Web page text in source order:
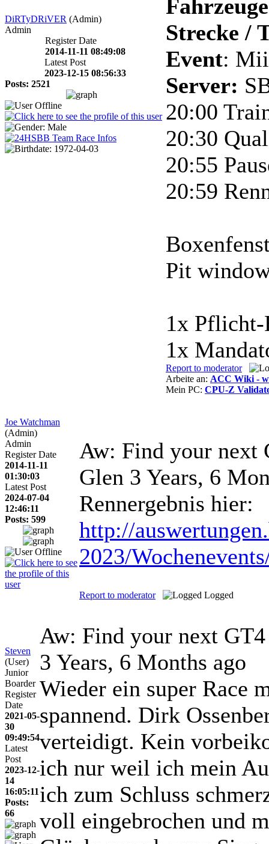
DiRTyDRiVER (Admin)
Admin
Register Date
2014-11-11 08:49:08
Latest Post
2023-12-15 08:56:33
Posts: 2521
Strecke /
Event:
Server:
20:00
20:30
20:55
20:59
Pit
1x Pflicht-
1x
Report to moderator
Arbeite an: ACC Wiki -
Mein PC: CPU-Z
Joe Watchman
(Admin)
Admin
Register Date
2014-11-11
01:30:03
Latest Post
2024-07-04
12:46:11
Posts: 599
Aw: Find your next
Glen 3 Years, 6
Rennergebnis hier:
http://
2023/
Report to moderator Logged
Steven
(User)
Junior
Boarder
Register
Date
2021-05-
30
09:49:54
Latest
Post
2023-12-
14
16:05:11
Posts:
66
Aw: Find your next
3 Years, 6 Months ago
Wieder ein super Race
spannend. Dirk
verteidigt. Kein
ich nur weil ich mein
ich zum Schluss
voll eingebrochen und